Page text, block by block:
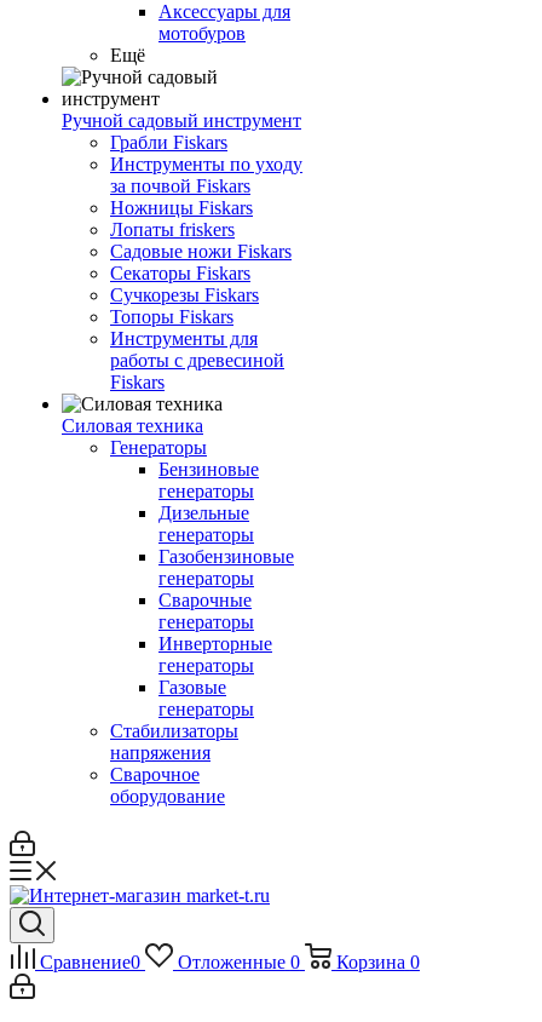
Аксессуары для
мотобуров
Ещё
Ручной садовый инструмент
Грабли Fiskars
Инструменты по уходу
за почвой Fiskars
Ножницы Fiskars
Лопаты friskers
Садовые ножи Fiskars
Секаторы Fiskars
Сучкорезы Fiskars
Топоры Fiskars
Инструменты для
работы с древесиной
Fiskars
Силовая техника
Генераторы
Бензиновые
генераторы
Дизельные
генераторы
Газобензиновые
генераторы
Сварочные
генераторы
Инверторные
генераторы
Газовые
генераторы
Стабилизаторы
напряжения
Cварочное
оборудование
Сравнение0 Отложенные 0 Корзина 0